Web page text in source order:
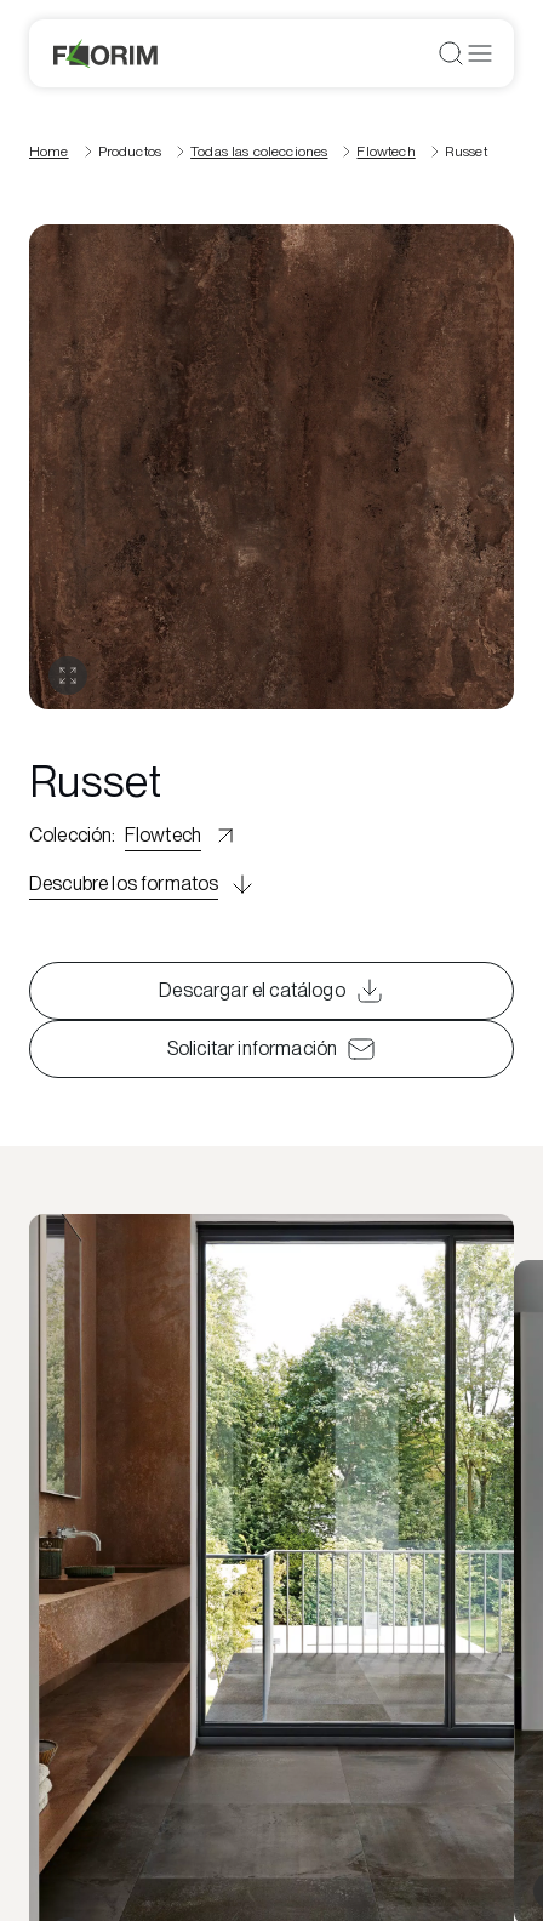
Home Productos Todas las colecciones Flowtech Russet
Russet
Colección: Flowtech
Descubre los formatos
Descargar el catálogo
Solicitar información